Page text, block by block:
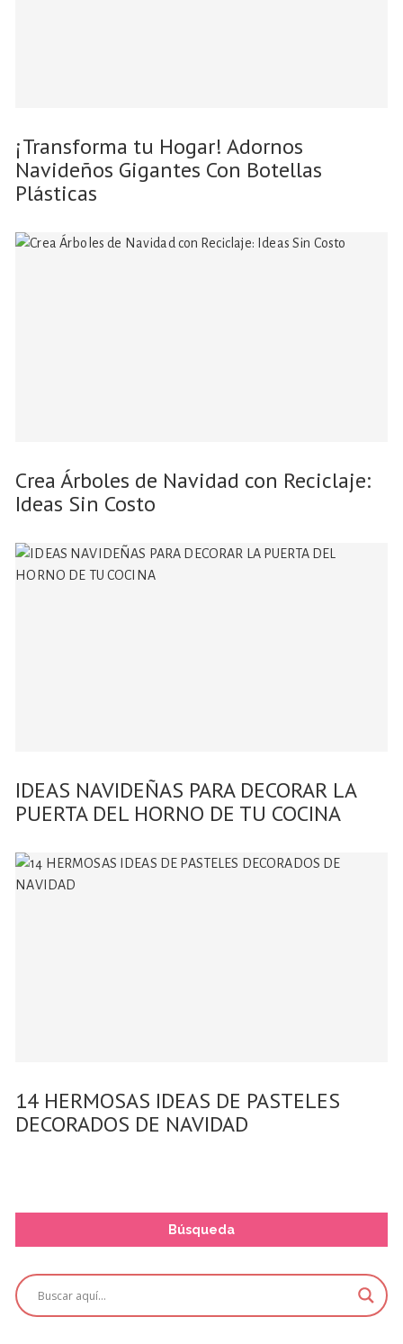
¡Transforma tu Hogar! Adornos
Navideños Gigantes Con Botellas
Plásticas
Crea Árboles de Navidad con Reciclaje:
Ideas Sin Costo
IDEAS NAVIDEÑAS PARA DECORAR LA
PUERTA DEL HORNO DE TU COCINA
14 HERMOSAS IDEAS DE PASTELES
DECORADOS DE NAVIDAD
Búsqueda